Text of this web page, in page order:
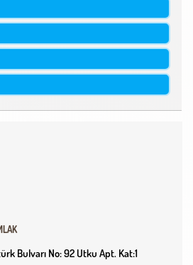
Bulvarı No: 92 Utku Apt. Kat:1